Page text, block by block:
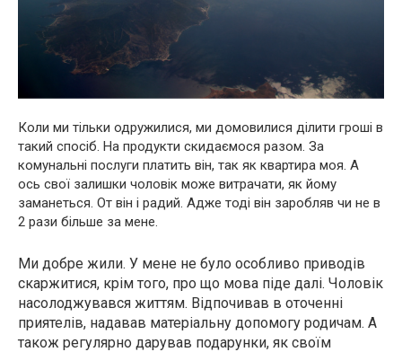
Коли ми тільки одружилися, ми домовилися ділити гроші в
такий спосіб. На продукти скидаємося разом. За
комунальні послуги платить він, так як квартира моя. А
ось свої залишки чоловік може витрачати, як йому
заманеться. От він і радий. Адже тоді він заробляв чи не в
2 рази більше за мене.
Ми добре жили. У мене не було особливо приводів
скаржитися, крім того, про що мова піде далі. Чоловік
насолоджувався життям. Відпочивав в оточенні
приятелів, надавав матеріальну допомогу родичам. А
також регулярно дарував подарунки, як своїм